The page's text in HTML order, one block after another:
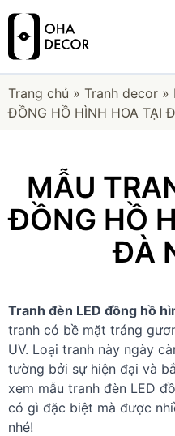
Trang chủ » Tranh decor »
ĐỒNG HỒ HÌNH HOA TẠI
MẪU
ĐỒNG HỒ
ĐÀ
Tranh đèn LED đồng hồ
tranh có bề mặt tráng
UV. Loại tranh này ngày
tường bởi sự hiện đại và
xem mẫu tranh đèn LED
có gì đặc biệt mà được
nhé!